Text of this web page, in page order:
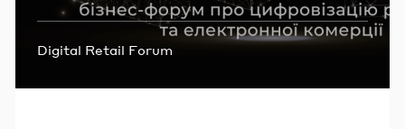
Теги:
Digital Retail Forum